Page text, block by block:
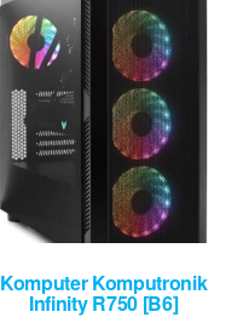
Komputer Komputronik
Infinity R750 [B6]